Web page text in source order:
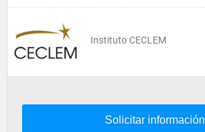
Instituto CECLEM
Solicitar información